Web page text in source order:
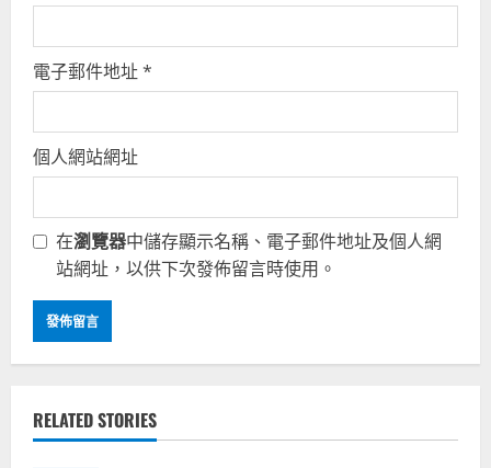
電子郵件地址*
個人網站網址
在瀏覽器中儲存顯示名稱、電子郵件地址及個人網
站網址，以供下次發佈留言時使用。
RELATED STORIES